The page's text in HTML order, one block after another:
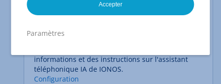
nouveaux utilisateurs.
Configurer Google Workspace
Utiliser Google
informations et des instructions sur l'assistant
téléphonique IA de IONOS.
Configuration
Accepter
Paramètres